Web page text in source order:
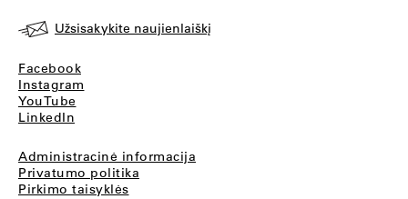
Užsisakykite naujienlaiškį
Facebook
Instagram
YouTube
LinkedIn
Administracinė informacija
Privatumo politika
Pirkimo taisyklės